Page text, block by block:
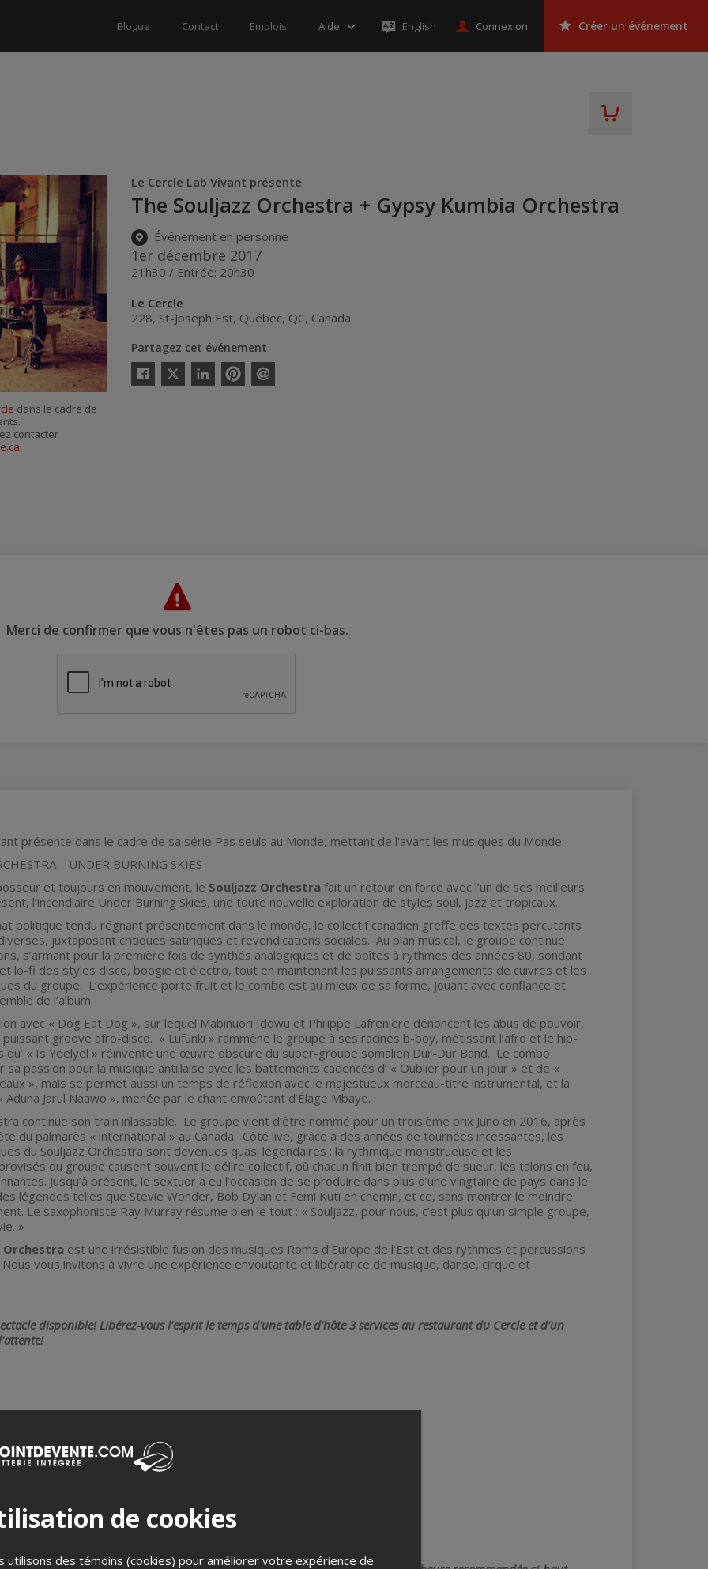
Blogue Contact Emplois Aide English Connexion Créer un événement
Le Cercle Lab Vivant présente
The Souljazz Orchestra + Gypsy Kumbia Orchestra
Événement en personne
1er décembre 2017
21h30 / Entrée: 20h30
Le Cercle
228, St-Joseph Est, Québec, QC, Canada
Partagez cet événement
Facebook
Twitter
LinkedinPinterestEnvoyer
dans le cadre de
contacter
.
Merci de confirmer que vous n'êtes pas un robot ci-bas.
présente dans le cadre de sa série Pas seuls au Monde, mettant de l'avant les musiques du Monde:
– UNDER BURNING SKIES
et toujours en mouvement, le Souljazz Orchestra fait un retour en force avec l’un de ses meilleurs
l’incendiaire Under Burning Skies, une toute nouvelle exploration de styles soul, jazz et tropicaux.
politique tendu régnant présentement dans le monde, le collectif canadien greffe des textes percutants
juxtaposant critiques satiriques et revendications sociales. Au plan musical, le groupe continue
s’armant pour la première fois de synthés analogiques et de boîtes à rythmes des années 80, sondant
lo-fi des styles disco, boogie et électro, tout en maintenant les puissants arrangements de cuivres et les
du groupe. L’expérience porte fruit et le combo est au mieux de sa forme, jouant avec confiance et
de l’album.
avec « Dog Eat Dog », sur lequel Mabinuori Idowu et Philippe Lafrenière dénoncent les abus de pouvoir,
puissant groove afro-disco. « Lufunki » rammène le groupe à ses racines b-boy, métissant l’afro et le hip-
« Is Yeelyel » réinvente une œuvre obscure du super-groupe somalien Dur-Dur Band. Le combo
sa passion pour la musique antillaise avec les battements cadencés d’ « Oublier pour un jour » et de «
», mais se permet aussi un temps de réflexion avec le majestueux morceau-titre instrumental, et la
Jarul Naawo », menée par le chant envoûtant d’Élage Mbaye.
continue son train inlassable. Le groupe vient d’être nommé pour un troisième prix Juno en 2016, après
du palmarès « international » au Canada. Côté live, grâce à des années de tournées incessantes, les
du Souljazz Orchestra sont devenues quasi légendaires : la rythmique monstrueuse et les
du groupe causent souvent le délire collectif, où chacun finit bien trempé de sueur, les talons en feu,
Jusqu’à présent, le sextuor a eu l’occasion de se produire dans plus d’une vingtaine de pays dans le
légendes telles que Stevie Wonder, Bob Dylan et Femi Kuti en chemin, et ce, sans montrer le moindre
Le saxophoniste Ray Murray résume bien le tout : « Souljazz, pour nous, c’est plus qu’un simple groupe,
»
Orchestra est une irrésistible fusion des musiques Roms d’Europe de l’Est et des rythmes et percussions
vous invitons à vivre une expérience envoutante et libératrice de musique, danse, cirque et
disponible! Libérez-vous l'esprit le temps d'une table d'hôte 3 services au restaurant du Cercle et d'un
d’Orléans avec ragout de pommes de terres.
de mer
de cookies
utilisons des témoins (cookies) pour améliorer votre expérience de